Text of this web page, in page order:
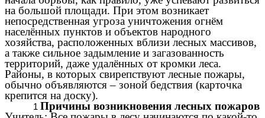
на большой площади. При этом возникает
непосредственная угроза уничтожения огнём
населённых пунктов и объектов народного
хозяйства, расположенных вблизи лесных массивов,
а также сильное задымление и загазованность
территорий, даже удалённых от кромки леса.
Районы, в которых свирепствуют лесные пожары,
обычно объявляются – зоной бедствия (карточка
крепится на доску).
Причины возникновения лесных пожаров